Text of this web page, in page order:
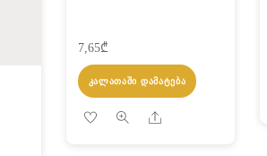
7,65₾
ᲙᲐᲚᲐᲗᲐᲨᲘ ᲓᲐᲛᲐᲢᲔᲑᲐ
Share